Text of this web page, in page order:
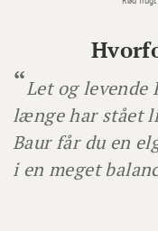
Let og levende
længe har stået
Baur får du en
i en meget